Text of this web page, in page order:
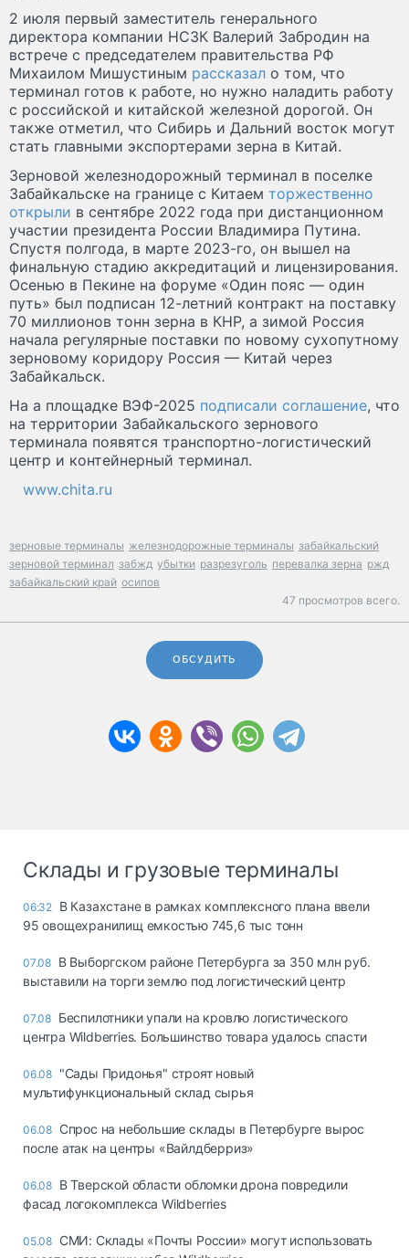
2 июля первый заместитель генерального
директора компании НСЗК Валерий Забродин на
встрече с председателем правительства РФ
Михаилом Мишустиным рассказал о том, что
терминал готов к работе, но нужно наладить работу
с российской и китайской железной дорогой. Он
также отметил, что Сибирь и Дальний восток могут
стать главными экспортерами зерна в Китай.
Зерновой железнодорожный терминал в поселке
Забайкальске на границе с Китаем торжественно
открыли в сентябре 2022 года при дистанционном
участии президента России Владимира Путина.
Спустя полгода, в марте 2023-го, он вышел на
финальную стадию аккредитаций и лицензирования.
Осенью в Пекине на форуме «Один пояс — один
путь» был подписан 12-летний контракт на поставку
70 миллионов тонн зерна в КНР, а зимой Россия
начала регулярные поставки по новому сухопутному
зерновому коридору Россия — Китай через
Забайкальск.
На а площадке ВЭФ-2025 подписали соглашение, что
на территории Забайкальского зернового
терминала появятся транспортно-логистический
центр и контейнерный терминал.
www.chita.ru
зерновые терминалы железнодорожные терминалы забайкальский
зерновой терминал забжд убытки разрезуголь перевалка зерна ржд
забайкальский край осипов
47 просмотров всего.
ОБСУДИТЬ
Склады и грузовые терминалы
06:32 В Казахстане в рамках комплексного плана ввели
95 овощехранилищ емкостью 745,6 тыс тонн
07.08 В Выборгском районе Петербурга за 350 млн руб.
выставили на торги землю под логистический центр
07.08 Беспилотники упали на кровлю логистического
центра Wildberries. Большинство товара удалось спасти
06.08 "Сады Придонья" строят новый
мультифункциональный склад сырья
06.08 Спрос на небольшие склады в Петербурге вырос
после атак на центры «Вайлдберриз»
06.08 В Тверской области обломки дрона повредили
фасад логокомплекса Wildberries
05.08 СМИ: Склады «Почты России» могут использовать